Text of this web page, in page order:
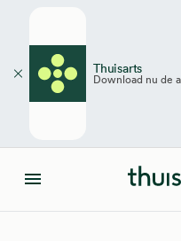
Thuisarts
Download nu de
Sluiten
Menu